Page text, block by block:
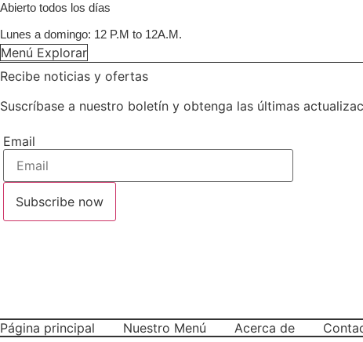
Abierto todos los días
Lunes a domingo: 12 P.M to 12A.M.
Menú Explorar
Recibe noticias y ofertas
Suscríbase a nuestro boletín y obtenga las últimas
Email
Subscribe now
Página principal
Nuestro Menú Acerca de